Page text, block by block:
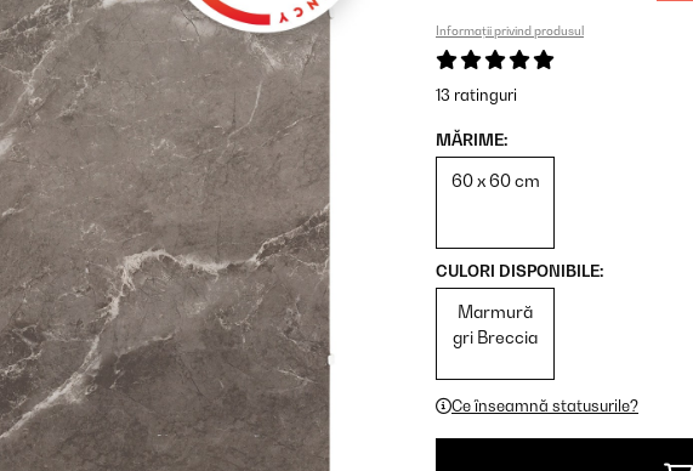
Informații privind produsul
13 ratinguri
MĂRIME:
60 x 60 cm
CULORI DISPONIBILE:
Marmură
gri Breccia
Ce înseamnă statusurile?